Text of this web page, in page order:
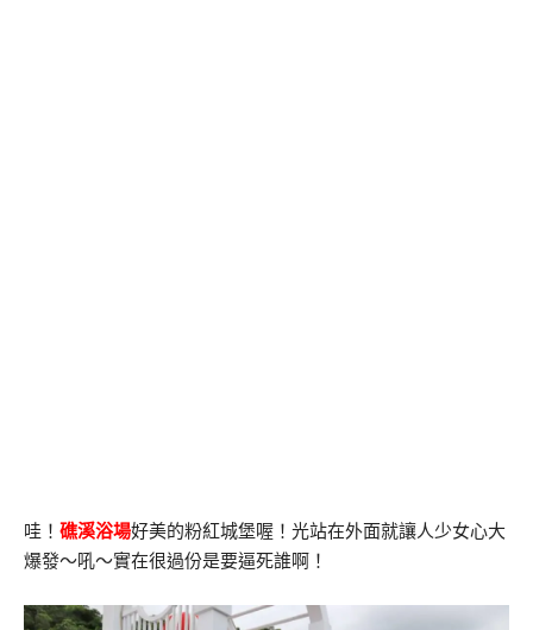
哇！ 礁溪浴場好美的粉紅城堡喔！光站在外面就讓人少女心大
爆發～吼～實在很過份是要逼死誰啊！